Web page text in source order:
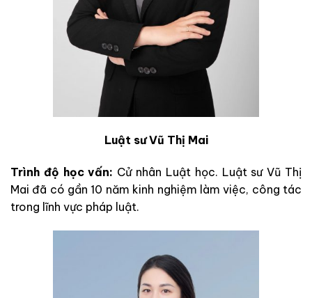
Luật sư Vũ Thị Mai
Trình độ học vấn: Cử nhân Luật học. Luật sư Vũ Thị
Mai đã có gần 10 năm kinh nghiệm làm việc, công tác
trong lĩnh vực pháp luật.